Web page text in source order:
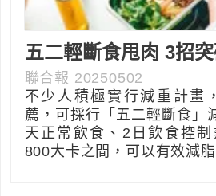
五二輕斷食甩肉 3招
聯合報 20250502
不少人積極實行減重計畫
薦，可採行「五二輕斷食」
天正常飲食、2日飲食控
800大卡之間，可以有效減